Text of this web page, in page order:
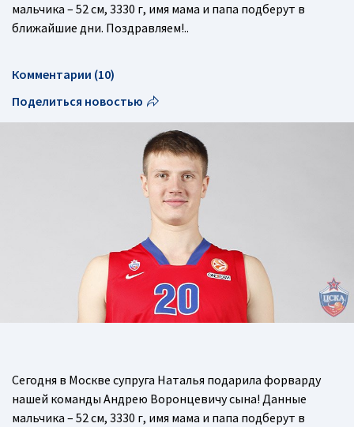
мальчика – 52 см, 3330 г, имя мама и папа подберут в
ближайшие дни. Поздравляем!..
Комментарии (10)
Поделиться новостью
Сегодня в Москве супруга Наталья подарила форварду
нашей команды Андрею Воронцевичу сына! Данные
мальчика – 52 см, 3330 г, имя мама и папа подберут в